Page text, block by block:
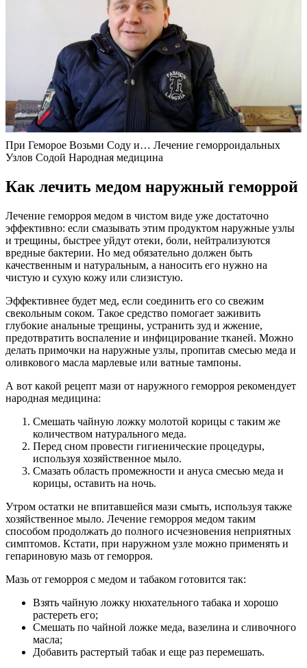
При Геморое Возьми Соду и… Лечение геморроидальных
Узлов Содой Народная медицина
Как лечить медом наружный геморрой
Лечение геморроя медом в чистом виде уже достаточно
эффективно: если смазывать этим продуктом наружные узлы
и трещины, быстрее уйдут отеки, боли, нейтрализуются
вредные бактерии. Но мед обязательно должен быть
качественным и натуральным, а наносить его нужно на
чистую и сухую кожу или слизистую.
Эффективнее будет мед, если соединить его со свежим
свекольным соком. Такое средство помогает заживить
глубокие анальные трещины, устранить зуд и жжение,
предотвратить воспаление и инфицирование тканей. Можно
делать примочки на наружные узлы, пропитав смесью меда и
оливкового масла марлевые или ватные тампоны.
А вот какой рецепт мази от наружного геморроя рекомендует
народная медицина:
Смешать чайную ложку молотой корицы с таким же
количеством натурального меда.
Перед сном провести гигиенические процедуры,
используя хозяйственное мыло.
Смазать область промежности и ануса смесью меда и
корицы, оставить на ночь.
Утром остатки не впитавшейся мази смыть, используя также
хозяйственное мыло. Лечение геморроя медом таким
способом продолжать до полного исчезновения неприятных
симптомов. Кстати, при наружном узле можно применять и
гепариновую мазь от геморроя.
Мазь от геморроя с медом и табаком готовится так:
Взять чайную ложку нюхательного табака и хорошо
растереть его;
Смешать по чайной ложке меда, вазелина и сливочного
масла;
Добавить растертый табак и еще раз перемешать.